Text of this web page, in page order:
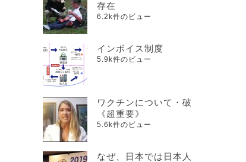
存在
6.2k件のビュー
インボイス制度
5.9k件のビュー
ワクチンについて・破
《超重要》
5.6k件のビュー
なぜ、日本では日本人